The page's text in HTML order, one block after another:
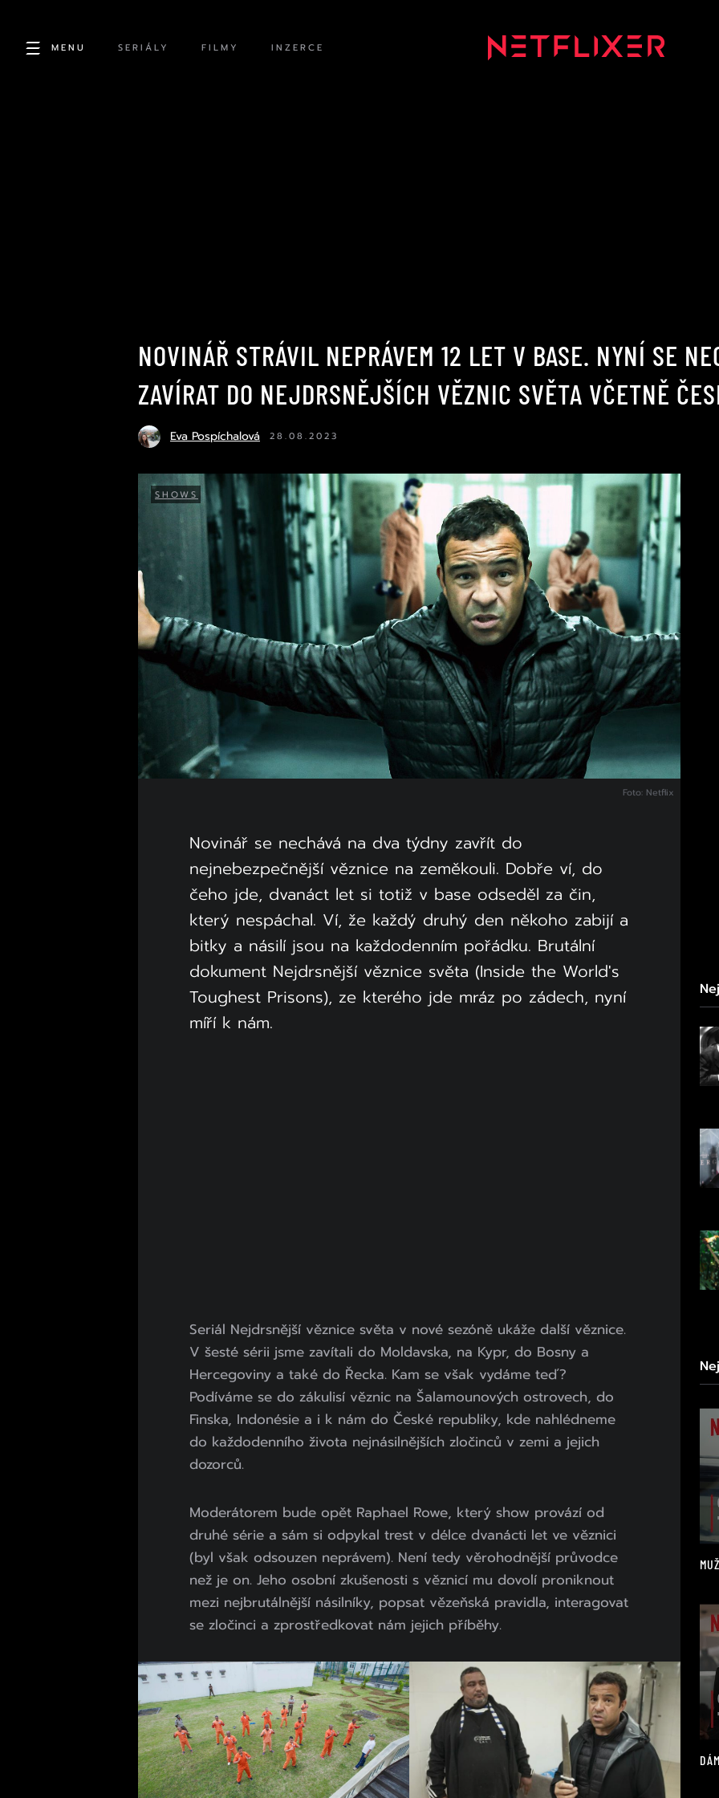
MENU SERIÁLY FILMY INZERCE
NOVINÁŘ STRÁVIL NEPRÁVEM 12 LET V BASE. NYNÍ SE
ZAVÍRAT DO NEJDRSNĚJŠÍCH VĚZNIC SVĚTA VČETNĚ
Eva Pospíchalová 28.08.2023
SHOWS
Foto: Netflix
Novinář se nechává na dva týdny zavřít do
nejnebezpečnější věznice na zeměkouli. Dobře ví, do
čeho jde, dvanáct let si totiž v base odseděl za čin,
který nespáchal. Ví, že každý druhý den někoho zabijí a
bitky a násilí jsou na každodenním pořádku. Brutální
dokument Nejdrsnější věznice světa (Inside the World's
Toughest Prisons), ze kterého jde mráz po zádech, nyní
míří k nám.
Seriál Nejdrsnější věznice světa v nové sezóně ukáže další věznice.
V šesté sérii jsme zavítali do Moldavska, na Kypr, do Bosny a
Hercegoviny a také do Řecka. Kam se však vydáme teď?
Podíváme se do zákulisí věznic na Šalamounových ostrovech, do
Finska, Indonésie a i k nám do České republiky, kde nahlédneme
do každodenního života nejnásilnějších zločinců v zemi a jejich
dozorců.
Moderátorem bude opět Raphael Rowe, který show provází od
druhé série a sám si odpykal trest v délce dvanácti let ve věznici
(byl však odsouzen neprávem). Není tedy věrohodnější průvodce
než je on. Jeho osobní zkušenosti s věznicí mu dovolí proniknout
mezi nejbrutálnější násilníky, popsat vězeňská pravidla, interagovat
se zločinci a zprostředkovat nám jejich příběhy.